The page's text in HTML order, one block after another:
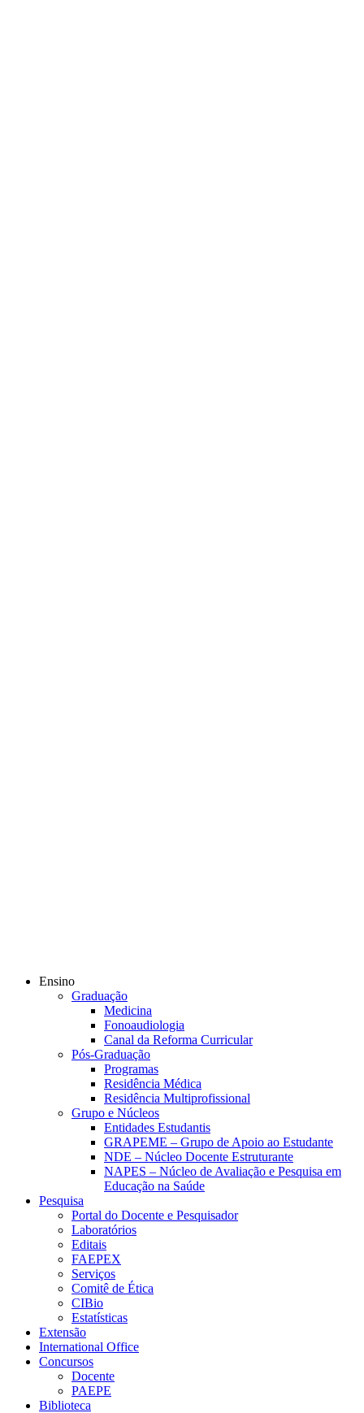
Ensino
Graduação
Medicina
Fonoaudiologia
Canal da Reforma Curricular
Pós-Graduação
Programas
Residência Médica
Residência Multiprofissional
Grupo e Núcleos
Entidades Estudantis
GRAPEME – Grupo de Apoio ao Estudante
NDE – Núcleo Docente Estruturante
NAPES – Núcleo de Avaliação e Pesquisa em
Educação na Saúde
Pesquisa
Portal do Docente e Pesquisador
Laboratórios
Editais
FAEPEX
Serviços
Comitê de Ética
CIBio
Estatísticas
Extensão
International Office
Concursos
Docente
PAEPE
Biblioteca